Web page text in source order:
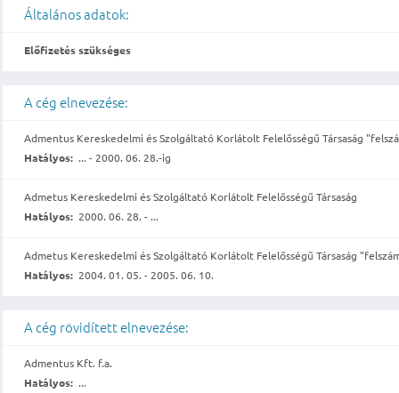
Általános adatok:
Előfizetés szükséges
A cég elnevezése:
Admentus Kereskedelmi és Szolgáltató Korlátolt Felelősségű Társaság
Hatályos: ... - 2000. 06. 28.-ig
Admetus Kereskedelmi és Szolgáltató Korlátolt Felelősségű Társaság
Hatályos: 2000. 06. 28. - ...
Admetus Kereskedelmi és Szolgáltató Korlátolt Felelősségű Társaság
Hatályos: 2004. 01. 05. - 2005. 06. 10.
A cég rövidített elnevezése:
Admentus Kft. f.a.
Hatályos: ...